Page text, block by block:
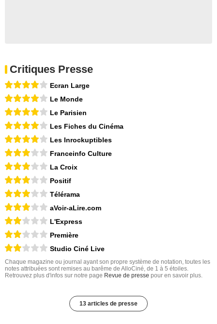
Critiques Presse
Ecran Large
Le Monde
Le Parisien
Les Fiches du Cinéma
Les Inrockuptibles
Franceinfo Culture
La Croix
Positif
Télérama
aVoir-aLire.com
L'Express
Première
Studio Ciné Live
Chaque magazine ou journal ayant son propre système de notation, toutes les
notes attribuées sont remises au barême de AlloCiné, de 1 à 5 étoiles.
Retrouvez plus d'infos sur notre page Revue de presse pour en savoir plus.
13 articles de presse